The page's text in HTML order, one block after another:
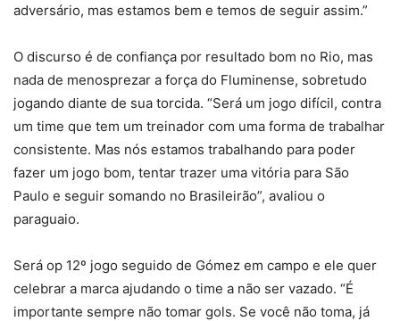
adversário, mas estamos bem e temos de seguir assim.”
O discurso é de confiança por resultado bom no Rio, mas
nada de menosprezar a força do Fluminense, sobretudo
jogando diante de sua torcida. “Será um jogo difícil, contra
um time que tem um treinador com uma forma de trabalhar
consistente. Mas nós estamos trabalhando para poder
fazer um jogo bom, tentar trazer uma vitória para São
Paulo e seguir somando no Brasileirão”, avaliou o
paraguaio.
Será op 12º jogo seguido de Gómez em campo e ele quer
celebrar a marca ajudando o time a não ser vazado. “É
importante sempre não tomar gols. Se você não toma, já